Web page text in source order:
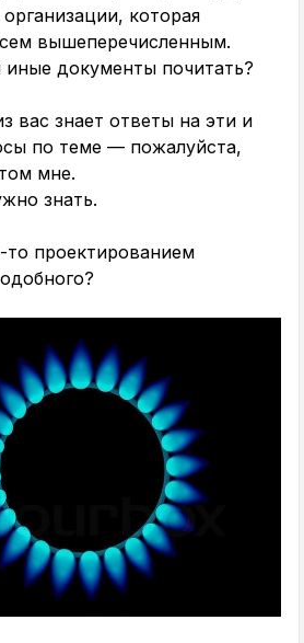
которая
вышеперечисленным.
документы почитать?
вас знает ответы на эти и
по теме — пожалуйста,
мне.
знать.
проектированием